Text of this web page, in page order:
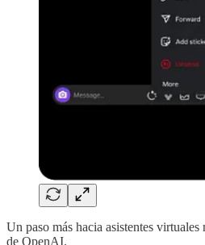
Un paso más hacia asistentes
de OpenAI.